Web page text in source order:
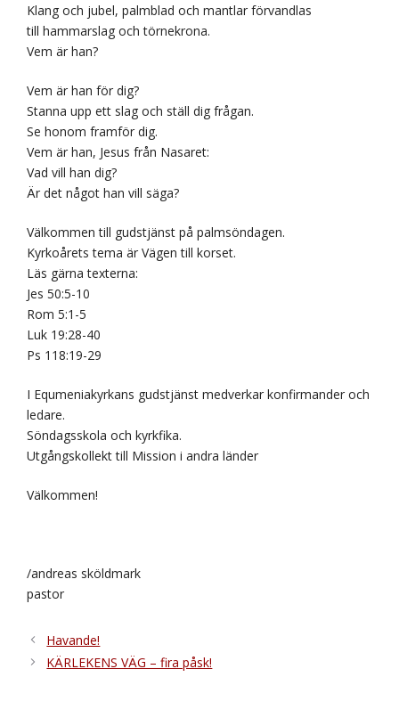
Klang och jubel, palmblad och mantlar förvandlas
till hammarslag och törnekrona.
Vem är han?
Vem är han för dig?
Stanna upp ett slag och ställ dig frågan.
Se honom framför dig.
Vem är han, Jesus från Nasaret:
Vad vill han dig?
Är det något han vill säga?
Välkommen till gudstjänst på palmsöndagen.
Kyrkoårets tema är Vägen till korset.
Läs gärna texterna:
Jes 50:5-10
Rom 5:1-5
Luk 19:28-40
Ps 118:19-29
I Equmeniakyrkans gudstjänst medverkar konfirmander och
ledare.
Söndagsskola och kyrkfika.
Utgångskollekt till Mission i andra länder
Välkommen!
/andreas sköldmark
pastor
Havande!
KÄRLEKENS VÄG – fira påsk!